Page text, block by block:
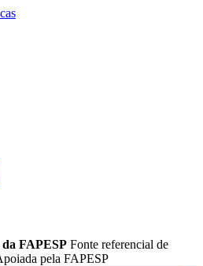
FAPESP Fonte referencial de
pela FAPESP